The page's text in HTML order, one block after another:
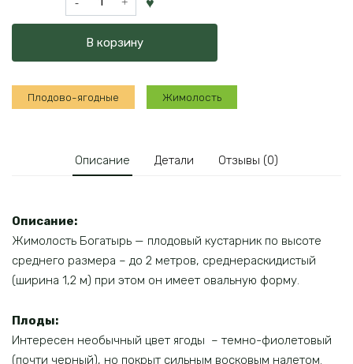
товара
Богатырь
В корзину
Плодово-ягодные Жимолость
Описание Детали Отзывы (0)
Описание:
Жимолость Богатырь — плодовый кустарник по высоте
среднего размера – до 2 метров, среднераскидистый
(ширина 1,2 м) при этом он имеет овальную форму.
Плоды:
Интересен необычный цвет ягоды – темно-фиолетовый
(почти черный), но покрыт сильным восковым налетом.